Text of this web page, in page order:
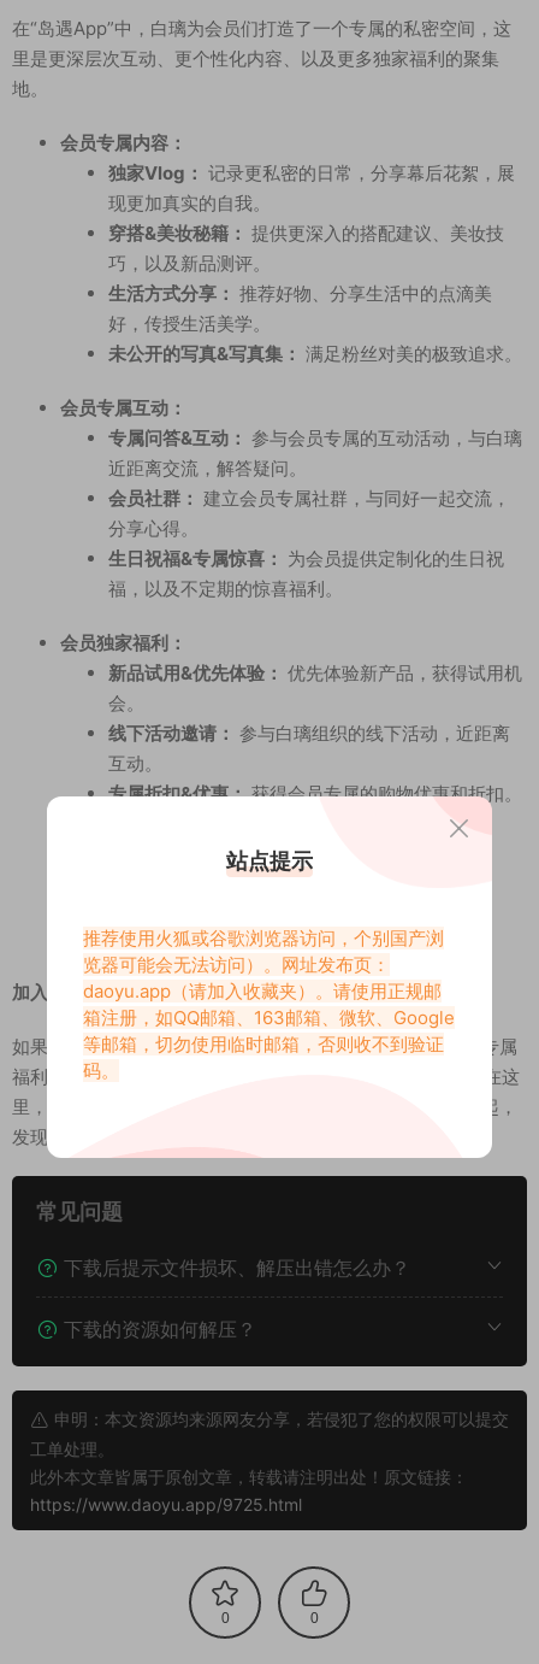
在“岛遇App”中，白璃为会员们打造了一个专属的私密空间，这
里是更深层次互动、更个性化内容、以及更多独家福利的聚集
地。
会员专属内容：
独家Vlog： 记录更私密的日常，分享幕后花絮，展
现更加真实的自我。
穿搭&美妆秘籍： 提供更深入的搭配建议、美妆技
巧，以及新品测评。
生活方式分享： 推荐好物、分享生活中的点滴美
好，传授生活美学。
未公开的写真&写真集： 满足粉丝对美的极致追求。
会员专属互动：
专属问答&互动： 参与会员专属的互动活动，与白璃
近距离交流，解答疑问。
会员社群： 建立会员专属社群，与同好一起交流，
分享心得。
生日祝福&专属惊喜： 为会员提供定制化的生日祝
福，以及不定期的惊喜福利。
会员独家福利：
新品试用&优先体验： 优先体验新产品，获得试用机
会。
线下活动邀请： 参与白璃组织的线下活动，近距离
互动。
专属折扣&优惠：获得会员专属的购物优惠和折扣。
加入白璃de会员店的岛遇圈子，开启你的精致生活
如果你是白璃的忠实粉丝，渴望更深入地了解她，获得更多专属
福利，那么加入她在岛遇App的会员圈子绝对是不二之选。 在这
里，你将解锁更多惊喜，体验更精致的生活方式，与白璃一起，
发现生活的美好。
常见问题
下载后提示文件损坏、解压出错怎么办？
下载的资源如何解压？
申明：本文资源均来源网友分享，若侵犯了您的权限可以提交
工单处理。
此外本文章皆属于原创文章，转载请注明出处！原文链接：
https://www.daoyu.app/9725.html
0 0
站点提示
推荐使用火狐或谷歌浏览器访问，个别国产浏
览器可能会无法访问）。网址发布页：
daoyu.app （请加入收藏夹）。请使用正规邮
箱注册，如QQ邮箱、163邮箱、微软、Google
等邮箱，切勿使用临时邮箱，否则收不到验证
码。